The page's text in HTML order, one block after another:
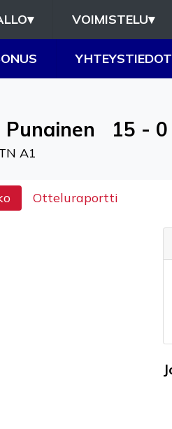
▾ VOIMISTELU▾
YHTEYSTIEDOT
15 - 0
A1
Otteluraportti